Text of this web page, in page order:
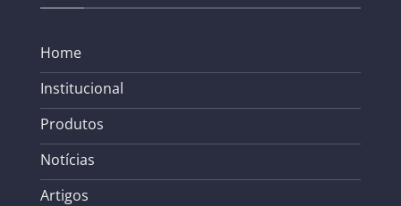
Home
Institucional
Produtos
Notícias
Artigos